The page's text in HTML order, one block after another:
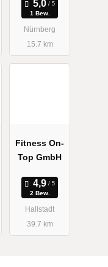
Schlankheit
sstudio
1 Bew.
Nürnberg
15.7 km
Fitness On-
Top GmbH
2 Bew.
Hallstadt
39.7 km